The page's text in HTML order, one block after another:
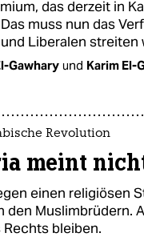
das derzeit in
muss nun das
Liberalen streiten
Gawhary und Karim El-
Revolution
meint
einen religiösen
den Muslimbrüdern.
Rechts bleiben.